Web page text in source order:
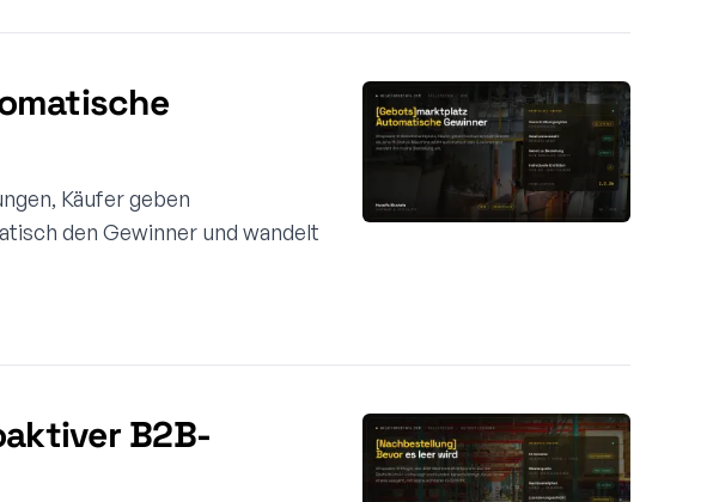
Käufer geben
den Gewinner und wandelt
B2B-